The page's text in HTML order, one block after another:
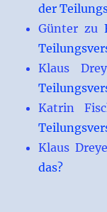
der
Günter zu
Klaus
Katrin
Klaus
das?